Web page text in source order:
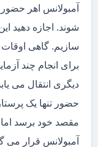
آمبولانس اهر
شوند. اجازه دهید
سازیم. گاهی
برای انجام چند
دیگری انتقال می
حضور تنها یک
مقصد خود برسد اما
آمبولانس قرار